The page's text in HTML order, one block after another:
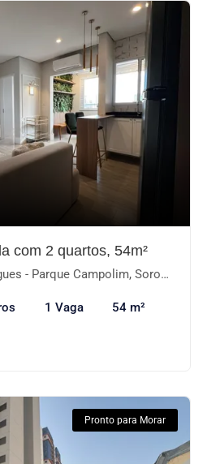
com 2 quartos, 54m²
- Parque Campolim, Sorocaba-SP
1 Vaga 54 m²
Pronto para Morar